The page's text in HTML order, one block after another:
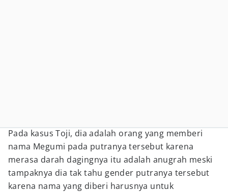
Pada kasus Toji, dia adalah orang yang memberi
nama Megumi pada putranya tersebut karena
merasa darah dagingnya itu adalah anugrah meski
tampaknya dia tak tahu gender putranya tersebut
karena nama yang diberi harusnya untuk